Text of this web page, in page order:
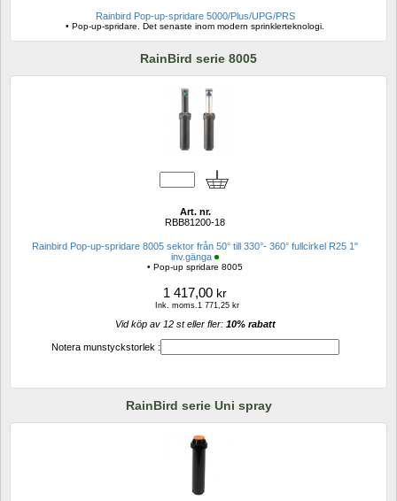
Rainbird Pop-up-spridare 5000/Plus/UPG/PRS
• Pop-up-spridare. Det senaste inom modern sprinklerteknologi.
RainBird serie 8005
Art. nr.
RBB81200-18
Rainbird Pop-up-spridare 8005 sektor från 50° till 330°- 360° fullcirkel R25 1"
inv.gänga
• Pop-up spridare 8005
1 417,00 kr
Ink. moms.1 771,25 kr
Vid köp av 12 st eller fler: 10% rabatt
Notera munstyckstorlek :
RainBird serie Uni spray